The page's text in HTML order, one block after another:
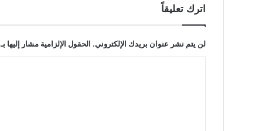
اترك تعليقاً
لن يتم نشر عنوان بريدك الإلكتروني. الحقول الإلزامية مشار إليها بـ